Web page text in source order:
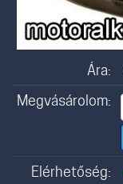
Ára:
Megvásárolom:
Elérhetőség: